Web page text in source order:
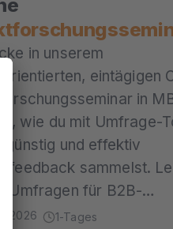
in unserem
eintägigen
in
wie du mit Umfrage-
und effektiv
sammelst.
Umfragen für B2B-…
1-Tages